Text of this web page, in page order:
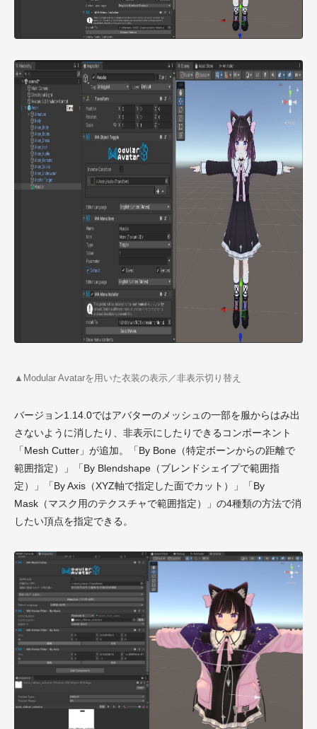
▲Modular Avatarを用いた衣装の表示／非表示切り替え
バージョン1.14.0ではアバターのメッシュの一部を服からはみ出
さないように消したり、非表示にしたりできるコンポーネント
「Mesh Cutter」が追加。「By Bone（特定ボーンからの距離で
範囲指定）」「By Blendshape（ブレンドシェイプで範囲指
定）」「By Axis（XYZ軸で指定した面でカット）」「By
Mask（マスク用のテクスチャで範囲指定）」の4種類の方法で消
したい頂点を指定できる。